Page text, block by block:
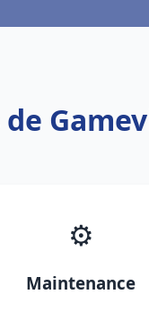
⚙️
Maintenance